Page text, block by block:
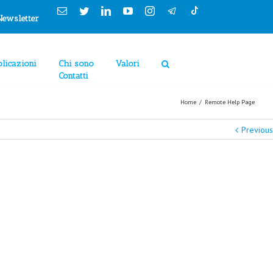
EmailTwitterLinkedinYouTubeInstagram
Chi sono
Contatti
Valori
Home / Remote Help Page
Previous
Cookies Policy